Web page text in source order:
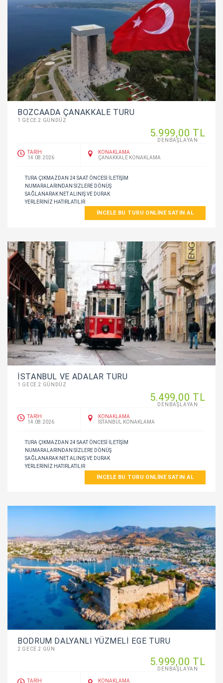
BOZCAADA ÇANAKKALE TURU
1 GECE 2 GÜNDÜZ
5.999,00 TL
DENBAŞLAYAN
TARİH
14.08.2026
KONAKLAMA
ÇANAKKALE KONAKLAMA
TURA ÇIKMAZDAN 24 SAAT ÖNCESI ILETIŞIM
NUMARALARINDAN SIZLERE DÖNÜŞ
SAĞLANARAK NET ALINIŞ VE DURAK
YERLERINIZ HATIRLATILIR
İNCELE BU TURU ONLINE SATIN AL
İSTANBUL VE ADALAR TURU
1 GECE 2 GÜNDÜZ
5.499,00 TL
DENBAŞLAYAN
TARİH
14.08.2026
KONAKLAMA
İSTANBUL KONAKLAMA
TURA ÇIKMAZDAN 24 SAAT ÖNCESI ILETIŞIM
NUMARALARINDAN SIZLERE DÖNÜŞ
SAĞLANARAK NET ALINIŞ VE DURAK
YERLERINIZ HATIRLATILIR
İNCELE BU TURU ONLINE SATIN AL
BODRUM DALYANLI YÜZMELİ EGE TURU
2 GECE 2 GÜN
5.999,00 TL
DENBAŞLAYAN
TARİH KONAKLAMA